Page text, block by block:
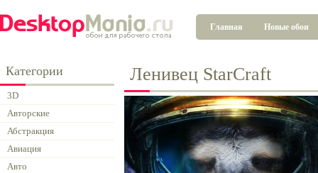
Главная Новые обои
Категории
3D
Авторские
Абстракция
Авиация
Авто
Ленивец StarCraft